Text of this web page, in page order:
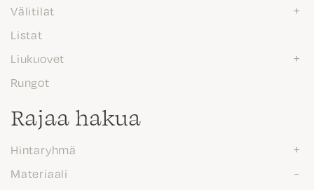
Välitilat
Listat
Liukuovet
Rungot
Rajaa hakua
Hintaryhmä
Materiaali